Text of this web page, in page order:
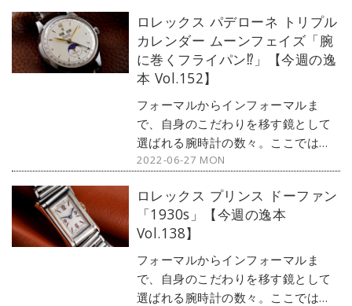
デルからアンティークまで、見る者
の感性を刺激する1本をセレクト。今
回は、アンティークロレックスの代
名詞的存在『バブルバック』から、
1941年前後のモデルをご紹介しよ
う。
ロレックス パデローネ トリプル
カレンダー ムーンフェイズ「腕
に巻くフライパン⁉︎」【今週の逸
本 Vol.152】
フォーマルからインフォーマルま
で、自身のこだわりを移す鏡として
選ばれる腕時計の数々。ここではブ
ランド腕時計専門店・MOON
デルからアンティークまで、見る者
の感性を刺激する1本をセレクト。今
回はロレックスのアンティークウォ
ッチとして大変希少な
「Ref.8171」、通称パデローネをご
紹介しよう。
2022-06-27 MON
ロレックス プリンス ドーファン
「1930s」【今週の逸本
Vol.138】
フォーマルからインフォーマルま
で、自身のこだわりを移す鏡として
選ばれる腕時計の数々。ここではブ